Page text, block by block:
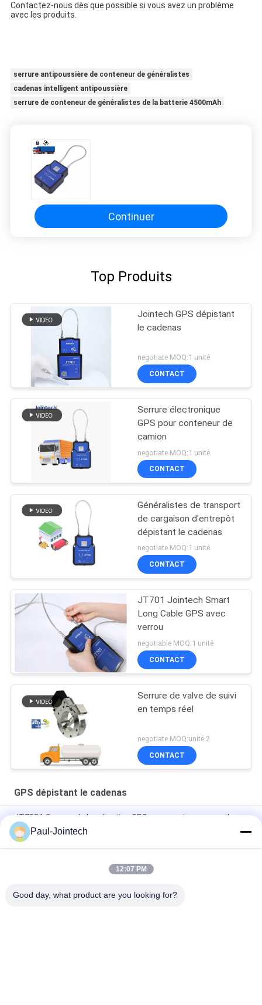
Contactez-nous dès que possible si vous avez un problème
avec les produits.
serrure antipoussière de conteneur de généralistes
cadenas intelligent antipoussière
serrure de conteneur de généralistes de la batterie 4500mAh
Continuer
Top Produits
Jointech GPS dépistant
le cadenas
negotiate MOQ:1 unité
CONTACT
Serrure électronique
GPS pour conteneur de
camion
negotiate MOQ:1 unité
CONTACT
Généralistes de transport
de cargaison d'entrepôt
dépistant le cadenas
negotiate MOQ:1 unité
CONTACT
JT701 Jointech Smart
Long Cable GPS avec
verrou
negotiable MOQ:1 unité
CONTACT
Serrure de valve de suivi
en temps réel
negotiate MOQ:unité 2
CONTACT
GPS dépistant le cadenas
JT705A Serrure de localisation GPS pour conteneur pour le
transport de marchandises avec déverrouillage à distance
Anti batterie GPS du vol 15000mAh dépistant le cadenas avec
Paul-Jointech
12:07 PM
Good day, what product are you looking for?